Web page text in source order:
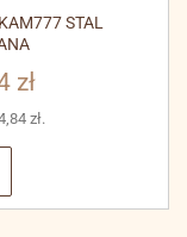
STAL
zł
zł.